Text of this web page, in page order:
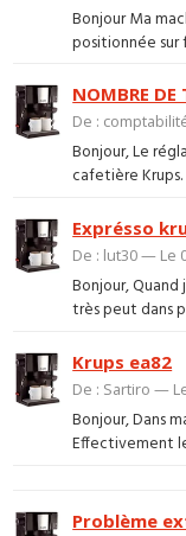
Bonjour Ma
positionnée sur
NOMBRE DE
De :
Bonjour, Le
cafetière
Exprésso
De : lut30 — Le
Bonjour,
très peut dans
Krups ea82
De : Sartiro —
Bonjour, Dans
Effectivement
Problème